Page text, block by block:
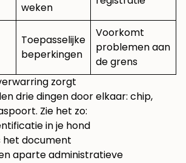
weken
Toepasselijke
beperkingen
Voorkomt
problemen aan
de grens
zorgt
drie dingen door elkaar: chip,
Zie het zo:
in je hond
het document
aparte administratieve